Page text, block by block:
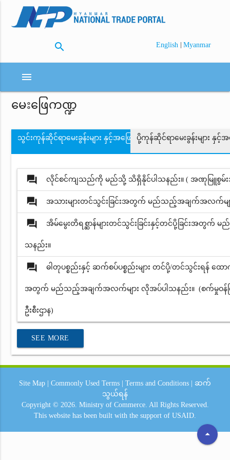
search English | Myanmar
menu
မေးဖြေကဏ္ဍ
သွင်းကုန်ဆိုင်ရာမေးခွန်းများ နှင့်အဖြေများပို့ကုန်ဆိုင်ရာမေးခွန်းများ နှင့်အဖ
question_answer လိုင်စင်ကျသည်ကို မည်သို့ သိရှိနိုင်ပါသနည်း။ ( အဏုမြူစွမ်းအ
question_answer အသားများတင်သွင်းခြင်းအတွက် မည်သည့်အချက်အလက်မျ
question_answer အိမ်မွေးတိရစ္ဆာန်များတင်သွင်းခြင်းနှင့်တင်ပို့ခြင်းအတွ
သနည်း။
question_answer ဓါတုပစ္စည်းနှင့် ဆက်စပ်ပစ္စည်းများ တင်ပို့/တင်သွင်းရန် ထော
အတွက် မည်သည့်အချက်အလက်များ လိုအပ်ပါသနည်း။ (စက်မှုဝန်ကြီး
ဦးစီးဌာန)
SEE MORE
arrow_drop_up
Site Map | Commonly Used Terms | Terms and Conditions | ဆက်
သွယ်ရန်
Copyright © 2026. Ministry of Commerce. All Rights Reserved.
This website has been built with the support of USAID.